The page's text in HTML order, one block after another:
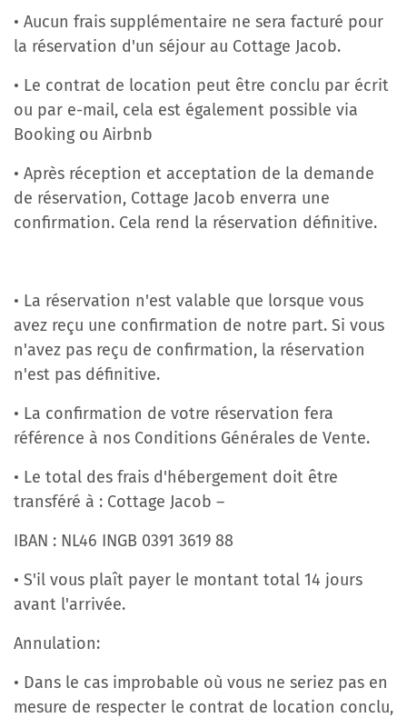
• Aucun frais supplémentaire ne sera facturé pour
la réservation d'un séjour au Cottage Jacob.
• Le contrat de location peut être conclu par écrit
ou par e-mail, cela est également possible via
Booking ou Airbnb
• Après réception et acceptation de la demande
de réservation, Cottage Jacob enverra une
confirmation. Cela rend la réservation définitive.
• La réservation n'est valable que lorsque vous
avez reçu une confirmation de notre part. Si vous
n'avez pas reçu de confirmation, la réservation
n'est pas définitive.
• La confirmation de votre réservation fera
référence à nos Conditions Générales de Vente.
• Le total des frais d'hébergement doit être
transféré à : Cottage Jacob –
IBAN : NL46 INGB 0391 3619 88
• S'il vous plaît payer le montant total 14 jours
avant l'arrivée.
Annulation:
• Dans le cas improbable où vous ne seriez pas en
mesure de respecter le contrat de location conclu,